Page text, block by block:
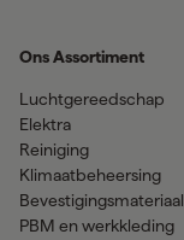
Ons Assortiment
Luchtgereedschap
Elektra
Reiniging
Klimaatbeheersing
Bevestigingsmateriaal
PBM en werkkleding